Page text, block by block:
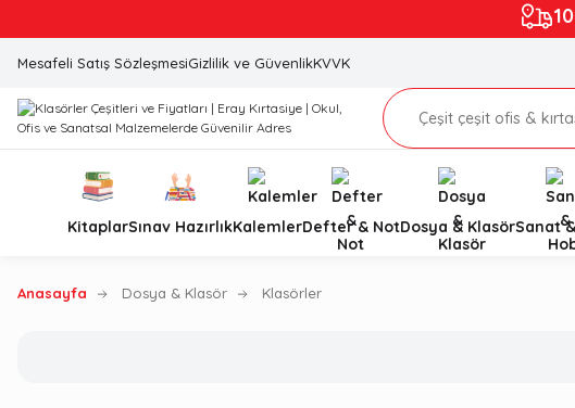
Mesafeli Satış SözleşmesiGizlilik ve GüvenlikKVVK
KitaplarSınav HazırlıkKalemlerDefter & NotDosya & KlasörSanat
Anasayfa Dosya & Klasör Klasörler